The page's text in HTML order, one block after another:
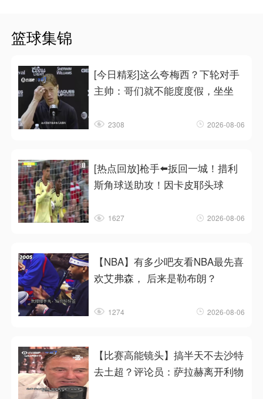
篮球集锦
[今日精彩]这么夸梅西？下轮对手
主帅：哥们就不能度度假，坐坐
2308 2026-08-06
[热点回放]枪手⬅️扳回一城！措利
斯角球送助攻！因卡皮耶头球
1627 2026-08-06
【NBA】有多少吧友看NBA最先喜
欢艾弗森， 后来是勒布朗？
1274 2026-08-06
【比赛高能镜头】搞半天不去沙特
去土超？评论员：萨拉赫离开利物